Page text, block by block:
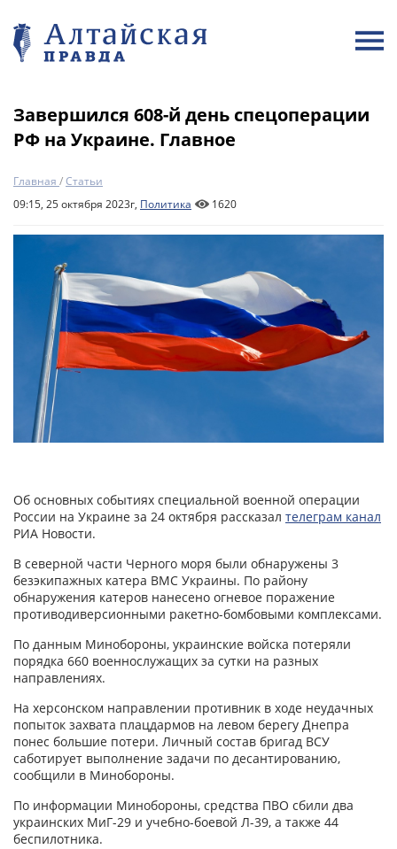
Завершился 608-й день спецоперации
РФ на Украине. Главное
Главная /Статьи
09:15, 25 октября 2023г, Политика 1620
Об основных событиях специальной военной операции
России на Украине за 24 октября рассказал телеграм канал
РИА Новости.
В северной части Черного моря были обнаружены 3
безэкипажных катера ВМС Украины. По району
обнаружения катеров нанесено огневое поражение
противодиверсионными ракетно-бомбовыми комплексами.
По данным Минобороны, украинские войска потеряли
порядка 660 военнослужащих за сутки на разных
направлениях.
На херсонском направлении противник в ходе неудачных
попыток захвата плацдармов на левом берегу Днепра
понес большие потери. Личный состав бригад ВСУ
саботирует выполнение задачи по десантированию,
сообщили в Минобороны.
По информации Минобороны, средства ПВО сбили два
украинских МиГ-29 и учебно-боевой Л-39, а также 44
беспилотника.